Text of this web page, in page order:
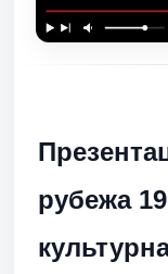
рубежа